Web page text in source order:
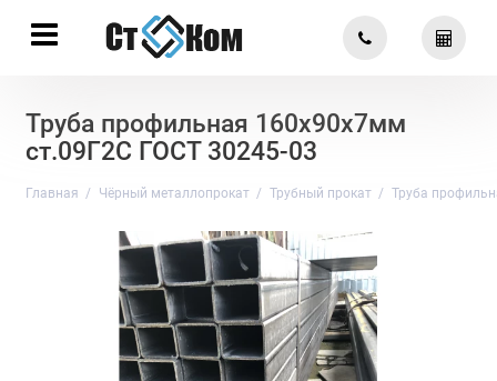
Труба профильная 160х90х7мм
ст.09Г2С ГОСТ 30245-03
Главная Чёрный металлопрокат Трубный прокат Труба